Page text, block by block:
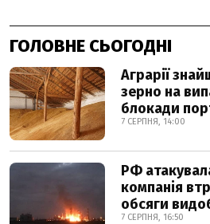
ГОЛОВНЕ СЬОГОДНІ
Аграрії
зерно на
блокади
7 СЕРПНЯ, 14:00
РФ
компанія
обсяги
7 СЕРПНЯ, 16:50